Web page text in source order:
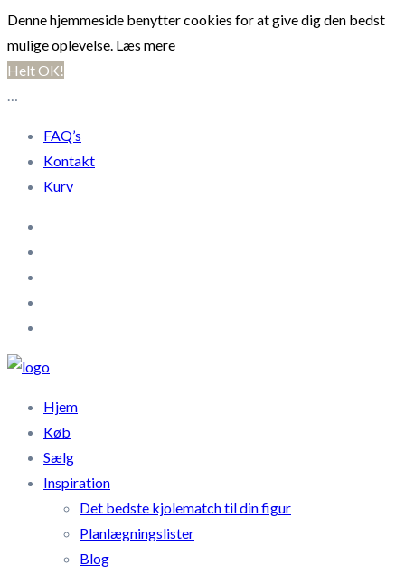
Denne hjemmeside benytter cookies for at give dig den bedst
mulige oplevelse. Læs mere
Helt OK!
…
FAQ’s
Kontakt
Kurv
Hjem
Køb
Sælg
Inspiration
Det bedste kjolematch til din figur
Planlægningslister
Blog